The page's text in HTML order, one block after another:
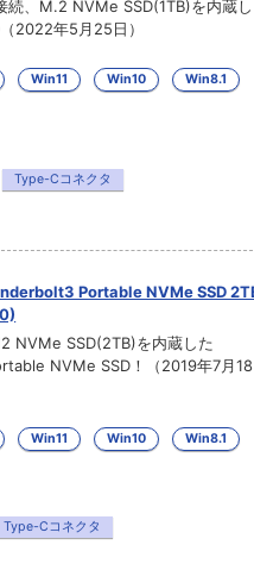
、M.2 NVMe SSD(1TB)を内蔵し
2022年5月25日）
Win11 Win10 Win8.1
Type-Cコネクタ
Portable NVMe SSD
NVMe SSD(2TB)を内蔵した
NVMe SSD！（2019年7月18
Win11 Win10 Win8.1
Type-Cコネクタ